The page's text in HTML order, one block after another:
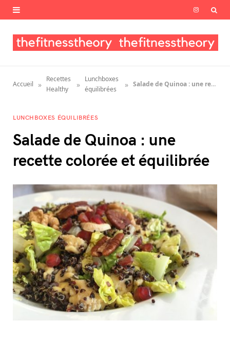
I
s
a
m
Accueil »
Recettes
Healthy
»
Lunchboxes
équilibrées
» Salade de Quinoa : une recette colorée et équilibrée
LUNCHBOXES ÉQUILIBRÉES
Salade de Quinoa : une
recette colorée et équilibrée